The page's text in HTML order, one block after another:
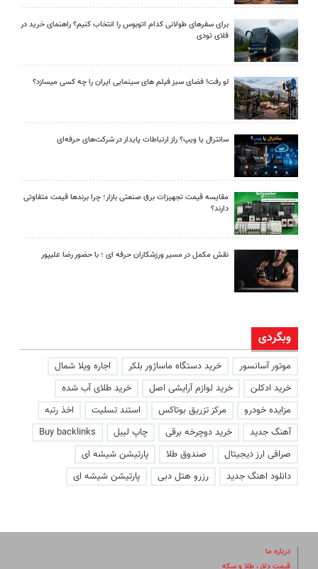
برای سفرهای طولانی کدام اتوبوس را انتخاب کنیم؟ راهنمای خرید در
فلای تودی
لو رفت! فضای سبز فیلم های سینمایی ایران را چه کسی میسازد؟
سانترال یا ویپ؟ راز ارتباطات پایدار در شرکت‌های حرفه‌ای
مقایسه قیمت تجهیزات برق صنعتی بازار؛ چرا برندها قیمت متفاوتی
دارند؟
نقش مکمل در مسیر ورزشکاران حرفه ای ؛ با حضور رضا علیپور
وبگردی
موتور آسانسور خرید دستگاه ماساژور بلکر
اجاره ویلا شمال
خرید ادکلن
خرید لوازم آرایشی اصل
خرید طلای آب شده
مزایده خودرو
مرکز تزریق بوتاکس استند تسلیت
اخذ رتبه
آهنگ جدید
خرید دوچرخه برقی چاپ لیبل
Buy backlinks
صرافی ارز دیجیتال
صندوق طلا
پارتیشن شیشه ای
دانلود اهنگ جدید
رزرو هتل دبی پارتیشن شیشه ای
درباره ما